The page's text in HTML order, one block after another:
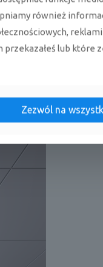
również
lub które
Zezwól na